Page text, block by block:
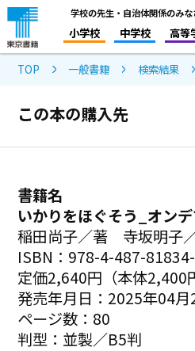
学校の先生・自治体関係のみな
小学校 中学校 高等
TOP 一般書籍 検索結果
この本の購入先
書籍名
いかりをほぐそう_オン
稲田尚子／著 寺坂明子
ISBN：978-4-487-
定価2,640円（本体2,400
発売年月日：2025年04月
ページ数：80
判型：並製／B5判